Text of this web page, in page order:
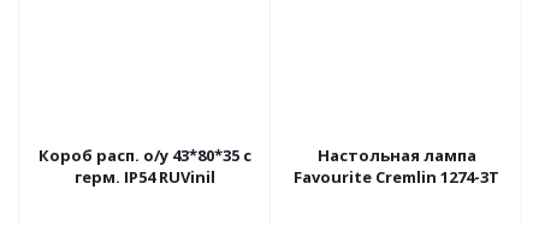
Короб расп. о/у 43*80*35 с
герм. IP54 RUVinil
Настольная лампа
Favourite Cremlin 1274-3T